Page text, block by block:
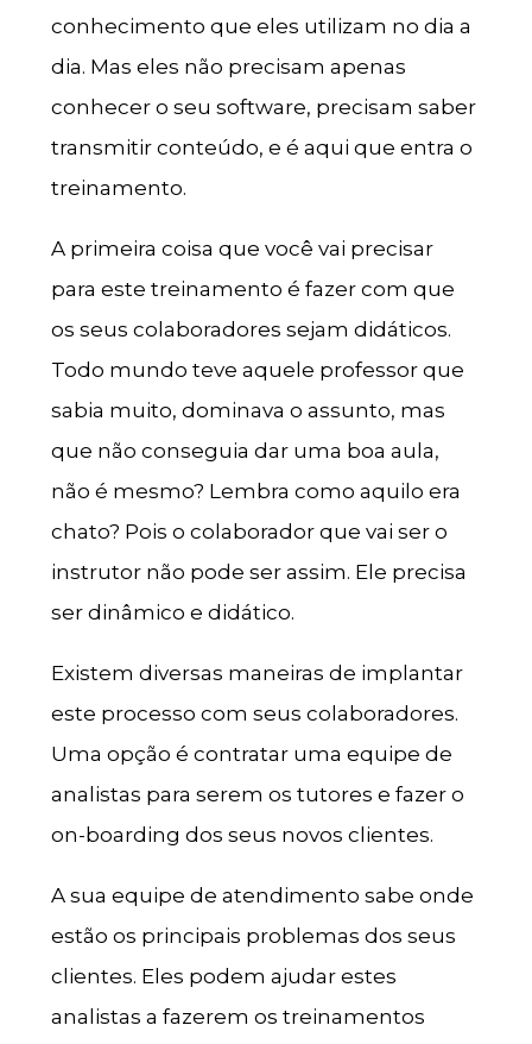
conhecimento que eles utilizam no dia a
dia. Mas eles não precisam apenas
conhecer o seu software, precisam saber
transmitir conteúdo, e é aqui que entra o
treinamento.
A primeira coisa que você vai precisar
para este treinamento é fazer com que
os seus colaboradores sejam didáticos.
Todo mundo teve aquele professor que
sabia muito, dominava o assunto, mas
que não conseguia dar uma boa aula,
não é mesmo? Lembra como aquilo era
chato? Pois o colaborador que vai ser o
instrutor não pode ser assim. Ele precisa
ser dinâmico e didático.
Existem diversas maneiras de implantar
este processo com seus colaboradores.
Uma opção é contratar uma equipe de
analistas para serem os tutores e fazer o
on-boarding dos seus novos clientes.
A sua equipe de atendimento sabe onde
estão os principais problemas dos seus
clientes. Eles podem ajudar estes
analistas a fazerem os treinamentos